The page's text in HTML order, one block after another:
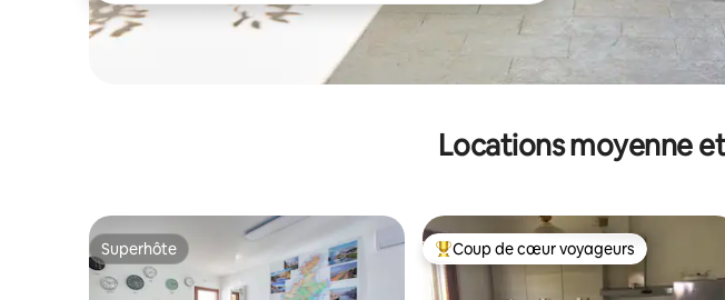
Locations moyenne
Superhôte
Superhôte Coups de cœur voyageurs les plus
Coup de cœur voyageurs